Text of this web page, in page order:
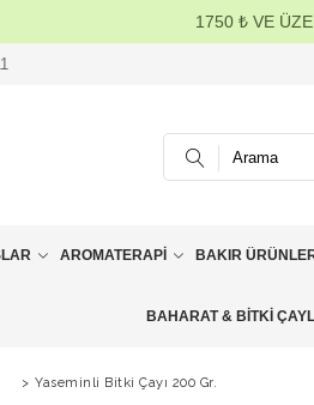
1750 ₺ VE
AROMATERAPI BAKIR
BAHARAT & BITKI
> Yaseminli Bitki Çayı 200 Gr.